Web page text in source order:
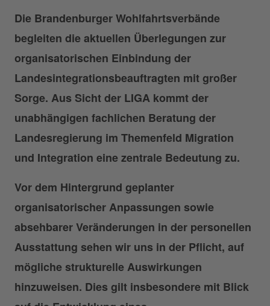
Die Brandenburger Wohlfahrtsverbände
begleiten die aktuellen Überlegungen zur
organisatorischen Einbindung der
Landesintegrationsbeauftragten mit großer
Sorge. Aus Sicht der LIGA kommt der
unabhängigen fachlichen Beratung der
Landesregierung im Themenfeld Migration
und Integration eine zentrale Bedeutung zu.
Vor dem Hintergrund geplanter
organisatorischer Anpassungen sowie
absehbarer Veränderungen in der personellen
Ausstattung sehen wir uns in der Pflicht, auf
mögliche strukturelle Auswirkungen
hinzuweisen. Dies gilt insbesondere mit Blick